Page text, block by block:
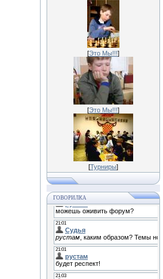
[Это Мы!!!]
[Это Мы!!!]
[Турниры]
ГОВОРИЛКА